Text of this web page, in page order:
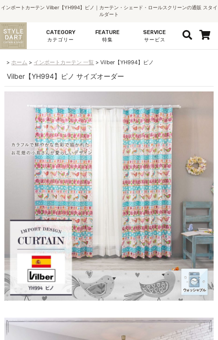
インポートカーテン Vilber【YH994】ピノ｜カーテン・シェード・ロールスクリーンの通販 スタイ
ルダート
CATEGORY
カテゴリー
FEATURE
特集
SERVICE
サービス
ホーム インポートカーテン 一覧 Vilber【YH994】ピノ
Vilber【YH994】ピノ サイズオーダー